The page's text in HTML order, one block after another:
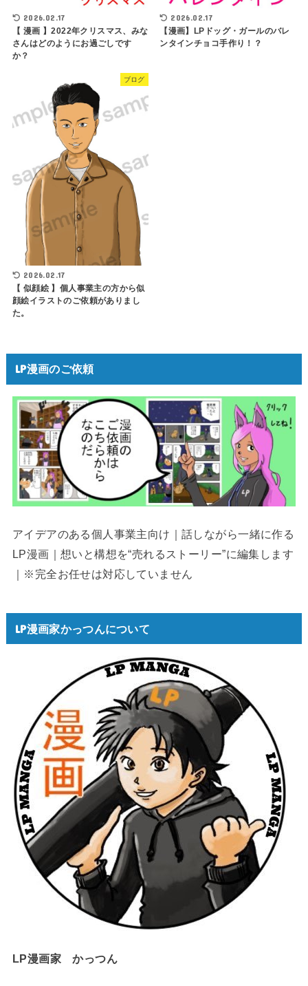
2026.02.17
【 漫画 】2022年クリスマス、みな
さんはどのようにお過ごしです
か？
2026.02.17
【漫画】LPドッグ・ガールのバレ
ンタインチョコ手作り！？
ブログ
2026.02.17
【 似顔絵 】個人事業主の方から似
顔絵イラストのご依頼がありまし
た。
LP漫画のご依頼
アイデアのある個人事業主向け｜話しながら一緒に作る
LP漫画｜想いと構想を“売れるストーリー”に編集します
｜※完全お任せは対応していません
LP漫画家かっつんについて
LP漫画家 かっつん